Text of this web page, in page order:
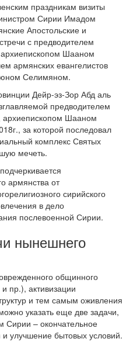
праздникам визиты
Сирии Имадом
Апостольские и
с предводителем
Шааном
армянских евангелистов
Селимяном.
Дейр-эз-Зор Абд аль
предводителем
архиепископом Шааном
за которой последовал
комплекс Святых
мечеть.
армянства от
сирийского
в дело
послевоенной Сирии.
нынешнего
общинного
пр.), активизации
и тем самым оживления
указать еще две задачи,
Сирии – окончательное
и улучшение бытовых условий.